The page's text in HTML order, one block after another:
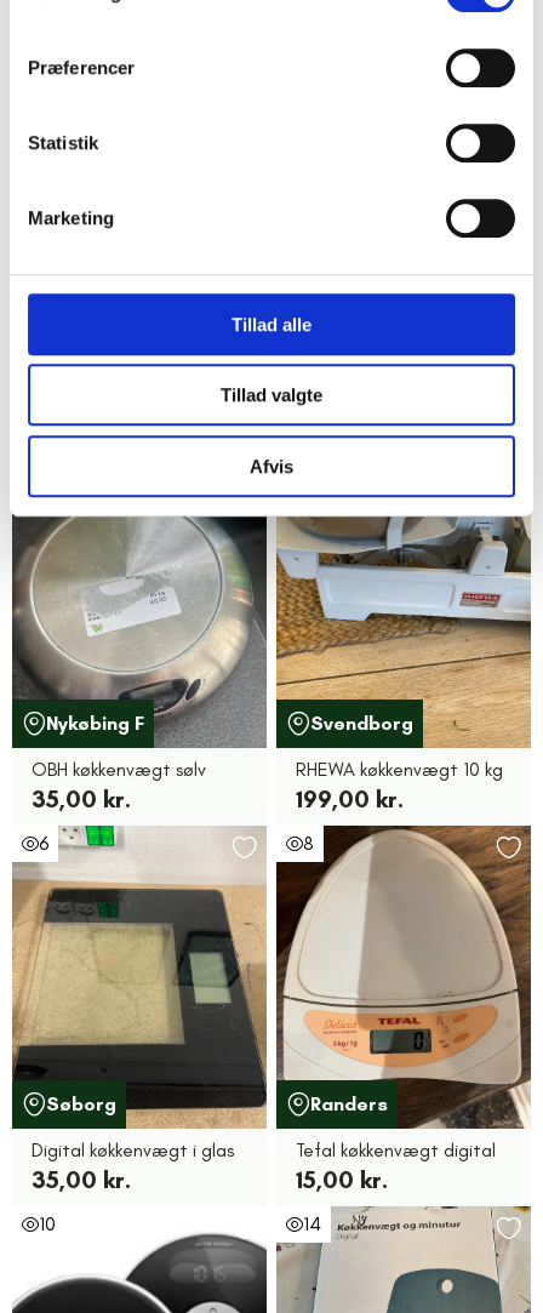
Præferencer
Statistik
Marketing
Tillad alle
Tillad valgte
Afvis
8
20,00 kr.
Digital køkkenvægt sort
40,00 kr.
Nykøbing F
OBH køkkenvægt sølv
35,00 kr.
Svendborg
RHEWA køkkenvægt 10 kg
199,00 kr.
6
Søborg
Digital køkkenvægt i glas
35,00 kr.
8
Randers
Tefal køkkenvægt digital
15,00 kr.
10 14